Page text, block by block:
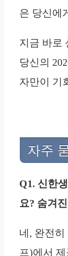
은 당신에
지금 바로
당신의
자만이 기
자주
Q1. 신한
요? 숨겨
네, 완전히
프)에서